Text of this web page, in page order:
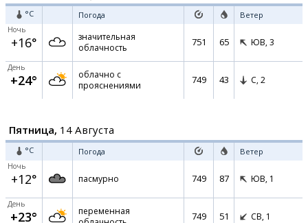
°C Погода Ветер
Ночь
+16°
значительная
облачность
751 65 ЮВ, 3
День
+24°
облачно с
прояснениями
749 43 С, 2
Пятница, 14 Августа
°C Погода Ветер
Ночь
+12° пасмурно 749 87 ЮВ, 1
День
+23°
переменная
749 51 СВ, 1